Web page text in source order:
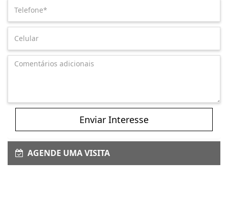
Enviar Interesse
AGENDE UMA VISITA